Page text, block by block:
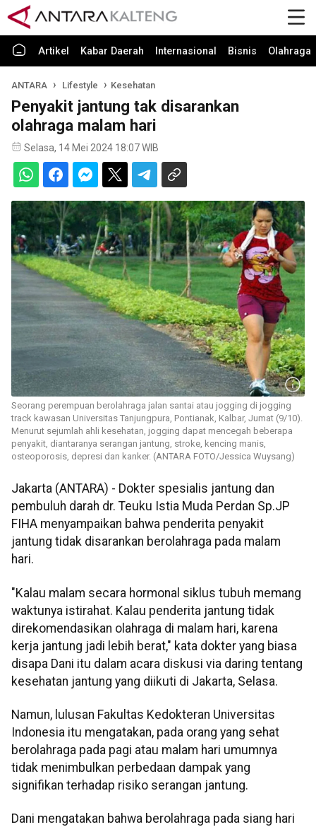
Artikel Kabar Daerah Internasional Bisnis Olahraga
ANTARA Lifestyle Kesehatan
Penyakit jantung tak disarankan
olahraga malam hari
Selasa, 14 Mei 2024 18:07 WIB
Seorang perempuan berolahraga jalan santai atau jogging di jogging
track kawasan Universitas Tanjungpura, Pontianak, Kalbar, Jumat (9/10).
Menurut sejumlah ahli kesehatan, jogging dapat mencegah beberapa
penyakit, diantaranya serangan jantung, stroke, kencing manis,
osteoporosis, depresi dan kanker. (ANTARA FOTO/Jessica Wuysang)
Jakarta (ANTARA) - Dokter spesialis jantung dan
pembuluh darah dr. Teuku Istia Muda Perdan Sp.JP
FIHA menyampaikan bahwa penderita penyakit
jantung tidak disarankan berolahraga pada malam
hari.
"Kalau malam secara hormonal siklus tubuh memang
waktunya istirahat. Kalau penderita jantung tidak
direkomendasikan olahraga di malam hari, karena
kerja jantung jadi lebih berat," kata dokter yang biasa
disapa Dani itu dalam acara diskusi via daring tentang
kesehatan jantung yang diikuti di Jakarta, Selasa.
Namun, lulusan Fakultas Kedokteran Universitas
Indonesia itu mengatakan, pada orang yang sehat
berolahraga pada pagi atau malam hari umumnya
tidak menimbulkan perbedaan dampak yang
signifikan terhadap risiko serangan jantung.
Dani mengatakan bahwa berolahraga pada siang hari